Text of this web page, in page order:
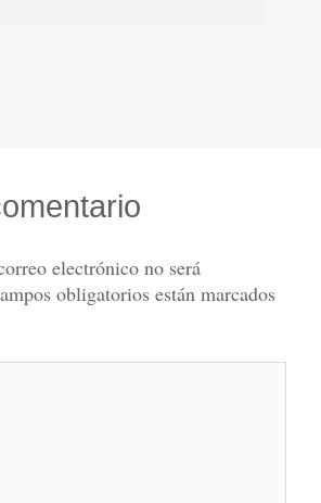
electrónico no será
obligatorios están marcados